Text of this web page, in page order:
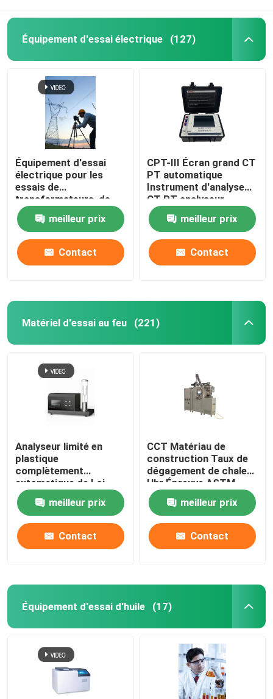
Équipement d'essai électrique (127)
Équipement d'essai
électrique pour les
essais de
transformateurs, de
commutateurs, de
relais et de câbles
meilleur prix
Contact
CPT-III Écran grand CT
PT automatique
Instrument d'analyse
CT PT analyseur
meilleur prix
Contact
Matériel d'essai au feu (221)
Analyseur limité en
plastique
complètement
automatique de Loi
d'index de l'oxygène
ISO4589-2 d'ASTM D
2863
meilleur prix
Contact
CCT Matériau de
construction Taux de
dégagement de chaleur
Hhr Épreuve ASTM
E1354 ISO5660
Calorimètre à cône
meilleur prix
Contact
Équipement d'essai d'huile (17)